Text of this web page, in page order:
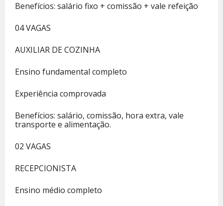
Benefícios: salário fixo + comissão + vale refeição
04 VAGAS
AUXILIAR DE COZINHA
Ensino fundamental completo
Experiência comprovada
Benefícios: salário, comissão, hora extra, vale
transporte e alimentação.
02 VAGAS
RECEPCIONISTA
Ensino médio completo